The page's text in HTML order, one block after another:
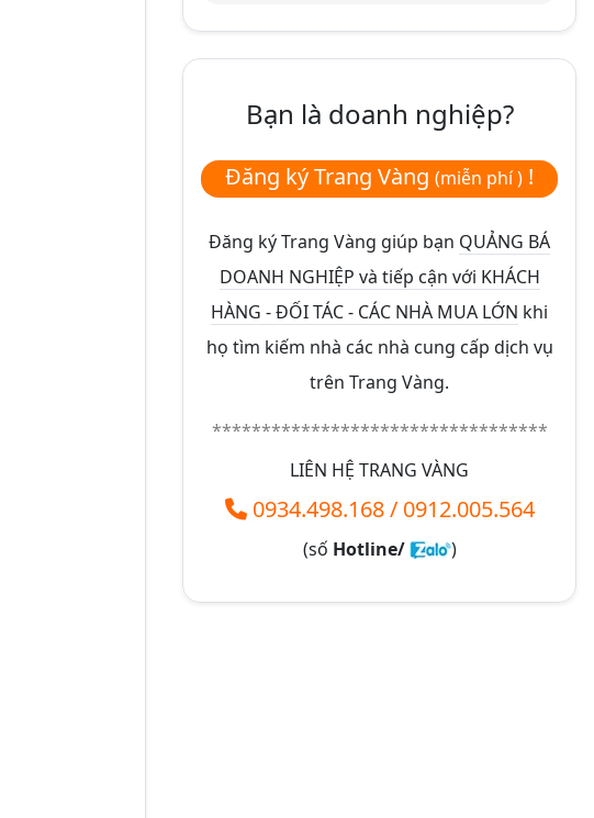
Bạn là doanh nghiệp?
Đăng ký Trang Vàng (miễn phí ) !
Đăng ký Trang Vàng giúp bạn QUẢNG BÁ
DOANH NGHIỆP và tiếp cận với KHÁCH
HÀNG - ĐỐI TÁC - CÁC NHÀ MUA LỚN khi
họ tìm kiếm nhà các nhà cung cấp dịch vụ
trên Trang Vàng.
**********************************
LIÊN HỆ TRANG VÀNG
0934.498.168/ 0912.005.564
(số Hotline/ )